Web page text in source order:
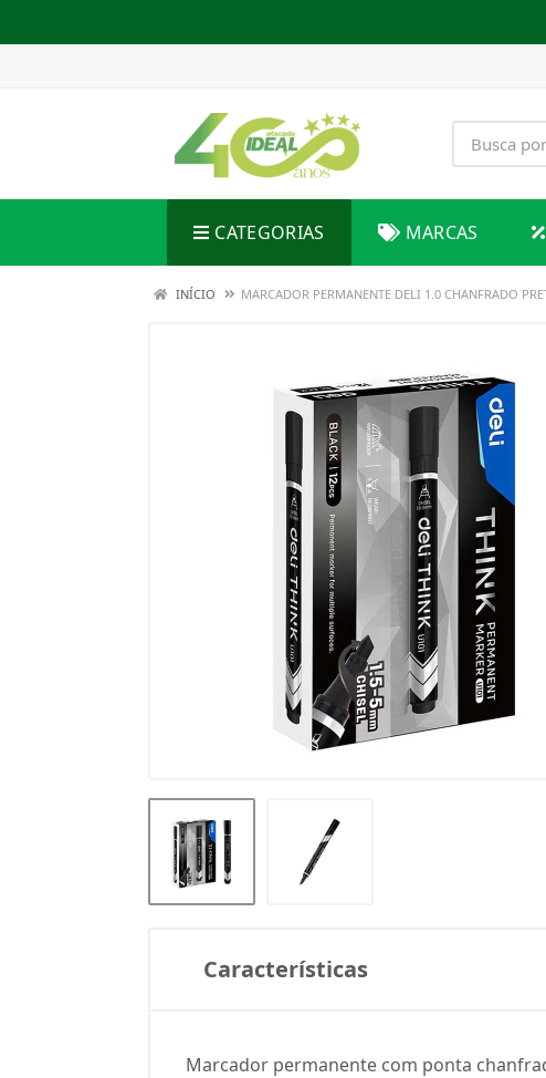
CATEGORIAS MARCAS
INÍCIO MARCADOR PERMANENTE DELI 1.0 CHANFRADO
Características
Marcador permanente com ponta